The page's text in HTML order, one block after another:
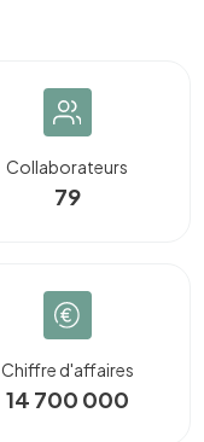
Collaborateurs
79
Chiffre d'affaires
14 700 000